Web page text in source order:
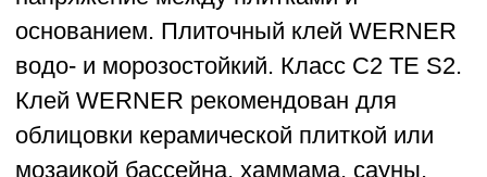
колебаниям в пределах от -50 до +80
град.С.